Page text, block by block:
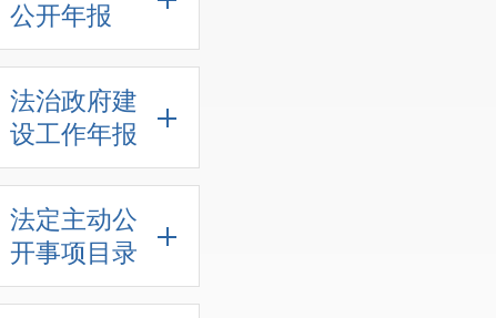
公开年报
法治政府建
设工作年报
法定主动公
开事项目录